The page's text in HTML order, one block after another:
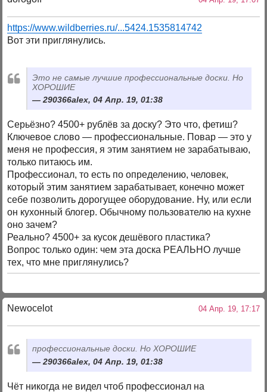
https://www.wildberries.ru/...5424.1535814742
Вот эти приглянулись.
Это не самые лучшие профессиональные доски. Но
ХОРОШИЕ
290366alex, 04 Апр. 19, 01:38
Серьёзно? 4500+ рублёв за доску? Это что, фетиш?
Ключевое слово — профессиональные. Повар — это у
меня не профессия, я этим занятием не зарабатываю,
только питаюсь им.
Профессионал, то есть по определению, человек,
который этим занятием зарабатывает, конечно может
себе позволить дорогущее оборудование. Ну, или если
он кухонный блогер. Обычному пользователю на кухне
оно зачем?
Реально? 4500+ за кусок дешёвого пластика?
Вопрос только один: чем эта доска РЕАЛЬНО лучше
тех, что мне приглянулись?
Newocelot 04 Апр. 19, 17:17
профессиональные доски. Но ХОРОШИЕ
290366alex, 04 Апр. 19, 01:38
Чёт никогда не видел чтоб профессионал на